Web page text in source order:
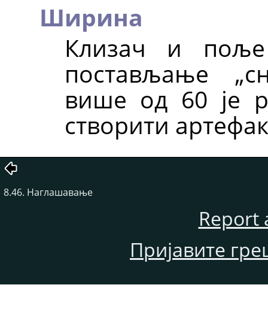
Ширина
Клизач и поље
постављање „
више од 60 је
створити
8.46. Наглашавање
Report
Пријавите